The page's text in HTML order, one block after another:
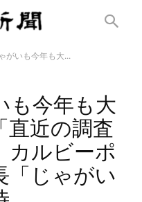
がいも今年も大...
も今年も大
近の調査
ルビーポ
「じゃがい